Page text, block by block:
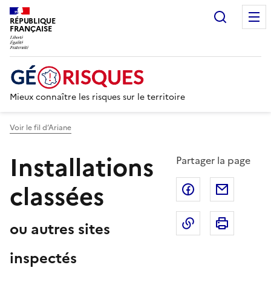
RÉPUBLIQUE
FRANÇAISE
Mieux connaître les risques sur le territoire
Voir le fil d’Ariane
Installations
classées
ou autres sites
inspectés
Partager la page
Partager sur
Copier dans